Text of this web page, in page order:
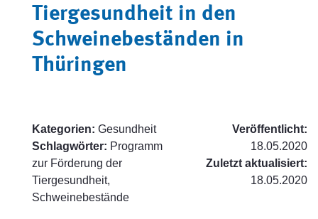
Tiergesundheit in den
Schweinebeständen in
Thüringen
Kategorien: Gesundheit
Schlagwörter: Programm
zur Förderung der
Tiergesundheit,
Schweinebestände
Veröffentlicht:
18.05.2020
Zuletzt aktualisiert:
18.05.2020